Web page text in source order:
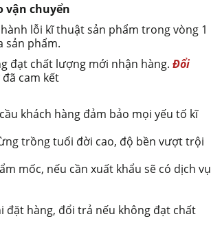
vận chuyển
lỗi kĩ thuật sản phẩm trong vòng 1
sản phẩm.
đạt chất lượng mới nhận hàng. Đổi
cam kết
khách hàng đảm bảo mọi yếu tố kĩ
trồng tuổi đời cao, độ bền vượt trội
mốc, nếu cần xuất khẩu sẽ có dịch vụ
đặt hàng, đổi trả nếu không đạt chất